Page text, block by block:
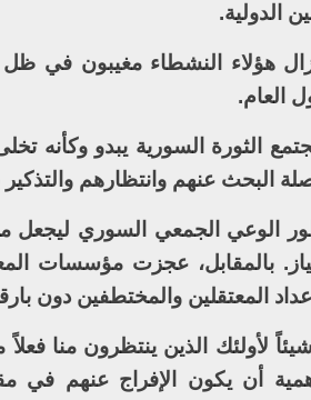
الدولية.
هؤلاء النشطاء مغيبون في
العام.
الثورة السورية يبدو وكأنه
البحث عنهم وانتظارهم
الوعي الجمعي السوري ليجعل
بالمقابل، عجزت مؤسسات
المعتقلين والمختطفين دون
شيئاً لأولئك الذين ينتظرون منا
وأهمية أن يكون الإفراج عنهم